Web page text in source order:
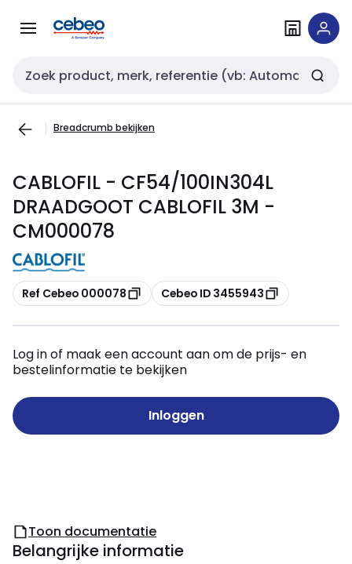
naar
naar
Zoekveld invoer
Breadcrumb bekijken
CABLOFIL - CF54/100IN304L
DRAADGOOT CABLOFIL 3M -
CM000078
Kopiëren
Ref Cebeo 000078 Kopiëren
Cebeo ID 3455943
Log in of maak een account aan om de prijs- en
bestelinformatie te bekijken
Inloggen
Toon documentatie
Belangrijke informatie